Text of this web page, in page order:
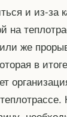
и из-за
на
же
в